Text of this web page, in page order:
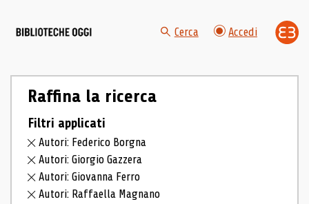
Cerca Accedi
Raffina la ricerca
Filtri applicati
Autori: Federico Borgna
Autori: Giorgio Gazzera
Autori: Giovanna Ferro
Autori: Raffaella Magnano